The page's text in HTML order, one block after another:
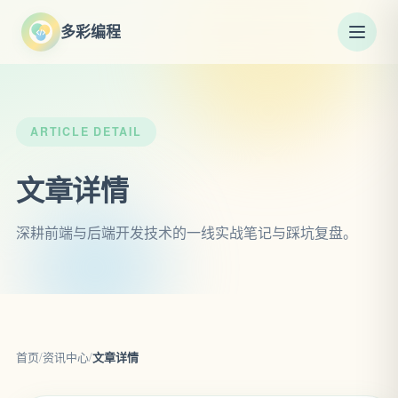
多彩编程
ARTICLE DETAIL
文章详情
深耕前端与后端开发技术的一线实战笔记与踩坑复盘。
首页/资讯中心/文章详情